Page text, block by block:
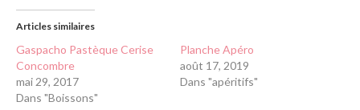
Articles similaires
Gaspacho Pastèque Cerise
Concombre
mai 29, 2017
Dans "Boissons"
Planche Apéro
août 17, 2019
Dans "apéritifs"